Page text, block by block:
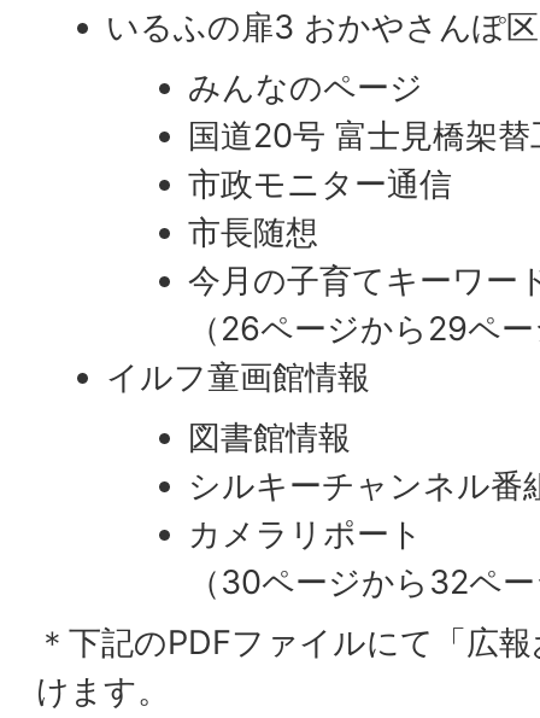
いるふの扉3 おかやさんぽ
みんなのページ
国道20号 富士見橋架
市政モニター通信
市長随想
今月の子育てキーワー
（26ページから29ペ
イルフ童画館情報
図書館情報
シルキーチャンネル番
カメラリポート
（30ページから32ペ
＊下記のPDFファイルにて「広
けます。